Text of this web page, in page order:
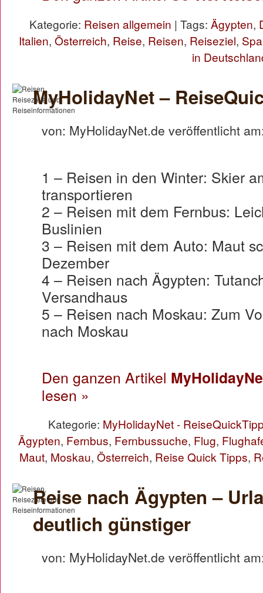
Kategorie: Reisen allgemein | Tags: Ägypten,
Italien, Österreich, Reise, Reisen, Reiseziel,
in
MyHolidayNet –
von: MyHolidayNet.de veröffentlicht
1 – Reisen in den Winter: Skier
transportieren
2 – Reisen mit dem Fernbus:
Buslinien
3 – Reisen mit dem Auto: Maut
Dezember
4 – Reisen nach Ägypten:
Versandhaus
5 – Reisen nach Moskau: Zum
nach Moskau
Den ganzen Artikel
lesen »
Kategorie: MyHolidayNet -
Ägypten, Fernbus, Fernbussuche, Flug,
Maut, Moskau, Österreich, Reise Quick Tipps,
Reise nach Ägypten –
deutlich günstiger
von: MyHolidayNet.de veröffentlicht